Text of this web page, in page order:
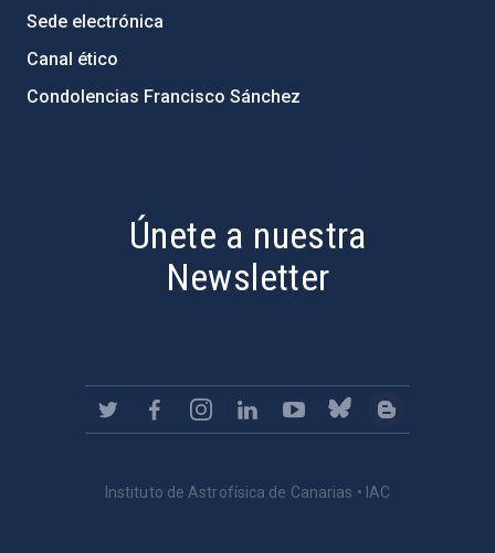
Sede electrónica
Canal ético
Condolencias Francisco Sánchez
Únete a nuestra
Newsletter
Instituto de Astrofísica de Canarias • IAC